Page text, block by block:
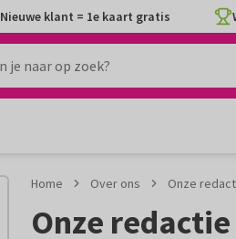
Nieuwe klant = 1e kaart gratis
Home Over ons Onze
Onze redactie